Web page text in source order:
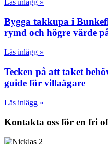
Bygga takkupa i
rymd och högre värde
Läs inlägg »
Tecken på att taket
guide för villaägare
Läs inlägg »
Kontakta oss för en fri